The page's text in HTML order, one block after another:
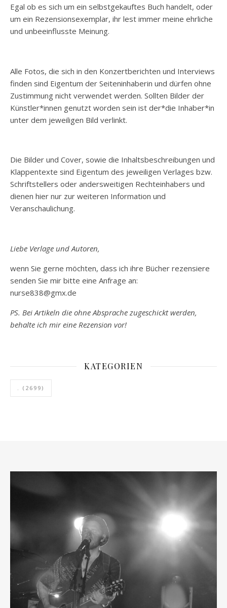
Egal ob es sich um ein selbstgekauftes Buch handelt, oder
um ein Rezensionsexemplar, ihr lest immer meine ehrliche
und unbeeinflusste Meinung.
Alle Fotos, die sich in den Konzertberichten und Interviews
finden sind Eigentum der Seiteninhaberin und dürfen ohne
Zustimmung nicht verwendet werden. Sollten Bilder der
Künstler*innen genutzt worden sein ist der*die Inhaber*in
unter dem jeweiligen Bild verlinkt.
Die Bilder und Cover, sowie die Inhaltsbeschreibungen und
Klappentexte sind Eigentum des jeweiligen Verlages bzw.
Schriftstellers oder andersweitigen Rechteinhabers und
dienen hier nur zur weiteren Information und
Veranschaulichung.
Liebe Verlage und Autoren,
wenn Sie gerne möchten, dass ich ihre Bücher rezensiere
senden Sie mir bitte eine Anfrage an:
nurse838@gmx.de
PS. Bei Artikeln die ohne Absprache zugeschickt werden,
behalte ich mir eine Rezension vor!
KATEGORIEN
. (2699)